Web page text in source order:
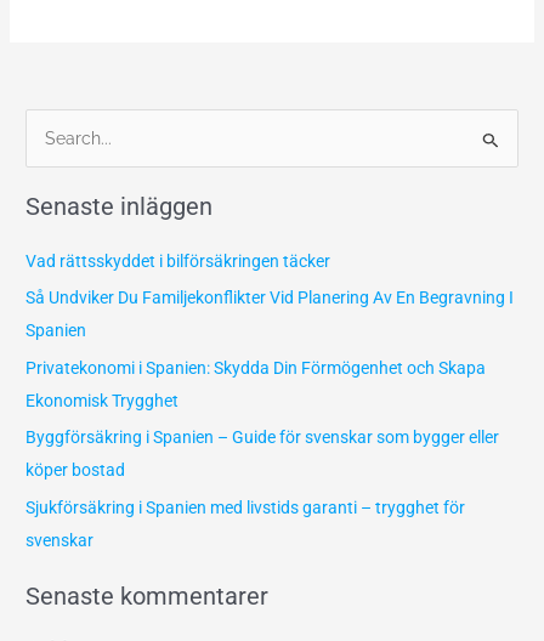
k
f
t
e
r
:
Senaste inläggen
Vad rättsskyddet i bilförsäkringen täcker
Så Undviker Du Familjekonflikter Vid Planering Av En Begravning I
Spanien
Privatekonomi i Spanien: Skydda Din Förmögenhet och Skapa
Ekonomisk Trygghet
Byggförsäkring i Spanien – Guide för svenskar som bygger eller
köper bostad
Sjukförsäkring i Spanien med livstids garanti – trygghet för
svenskar
Senaste kommentarer